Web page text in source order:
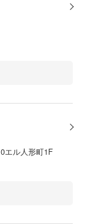
エル人形町1F